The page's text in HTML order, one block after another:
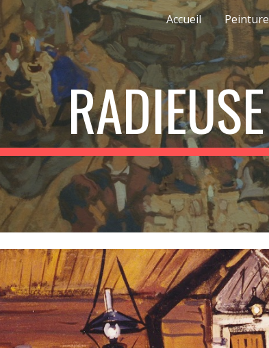
Skip to main content
Accueil Peinture